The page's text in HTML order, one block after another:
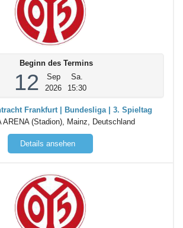
Beginn des Termins
12
Sep
2026
Sa.
15:30
Frankfurt | Bundesliga | 3. Spieltag
ARENA (Stadion), Mainz, Deutschland
Details ansehen